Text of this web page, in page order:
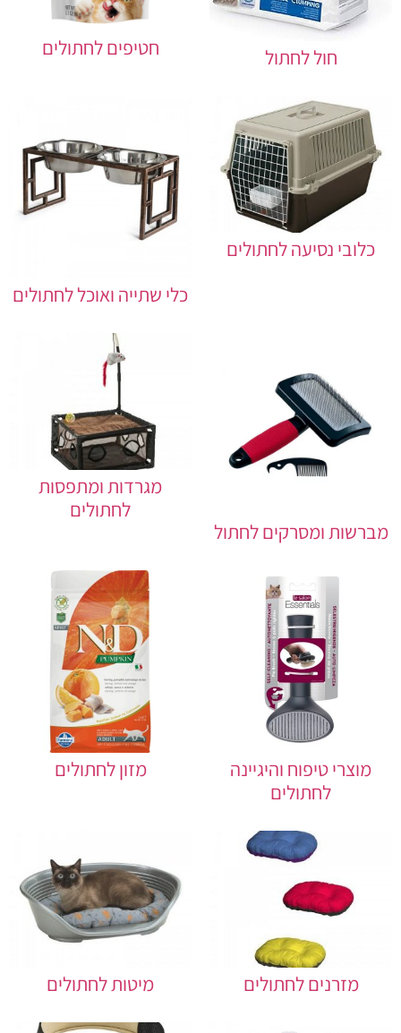
חול לחתול חטיפים לחתולים
כלובי נסיעה לחתולים
כלי שתייה ואוכל לחתולים
מברשות ומסרקים לחתול
מגרדות ומתפסות
לחתולים
מוצרי טיפוח והיגיינה
לחתולים
מזון לחתולים
מזרנים לחתולים מיטות לחתולים